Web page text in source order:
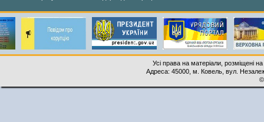
Усі права на матеріали, розміщені
Адреса: 45000, м. Ковель, вул.